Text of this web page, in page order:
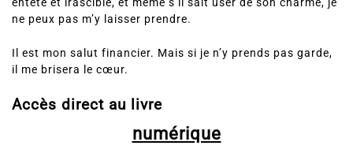
entêté et irascible, et même s’il sait user de son charme, je
ne peux pas m’y laisser prendre.
Il est mon salut financier. Mais si je n’y prends pas garde,
il me brisera le cœur.
Accès direct au livre
numérique